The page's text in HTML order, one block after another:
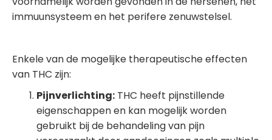
immuunsysteem en het perifere zenuwstelsel.
Enkele van de mogelijke therapeutische effecten
van THC zijn:
Pijnverlichting: THC heeft pijnstillende
eigenschappen en kan mogelijk worden
gebruikt bij de behandeling van pijn